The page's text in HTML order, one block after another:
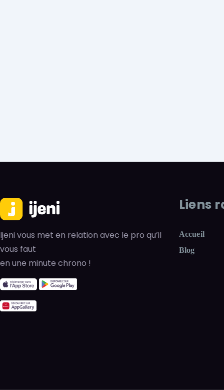
Ijeni vous met en relation avec le pro qu’il
vous faut
en une minute chrono !
Liens
Accueil
Blog